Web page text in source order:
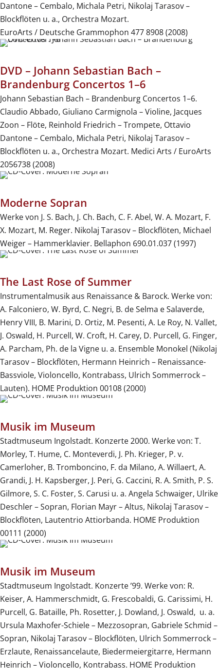
Dantone – Cembalo, Michala Petri, Nikolaj Tarasov –
Blockflöten u. a., Orchestra Mozart.
EuroArts / Deutsche Grammophon 477 8908 (2008)
DVD – Johann Sebastian Bach –
Brandenburg Concertos 1–6
Johann Sebastian Bach – Brandenburg Concertos 1–6.
Claudio Abbado, Giuliano Carmignola – Violine, Jacques
Zoon – Flöte, Reinhold Friedrich – Trompete, Ottavio
Dantone – Cembalo, Michala Petri, Nikolaj Tarasov –
Blockflöten u. a., Orchestra Mozart. Medici Arts / EuroArts
2056738 (2008)
Moderne Sopran
Werke von J. S. Bach, J. Ch. Bach, C. F. Abel, W. A. Mozart, F.
X. Mozart, M. Reger. Nikolaj Tarasov – Blockflöten, Michael
Weiger – Hammerklavier. Bellaphon 690.01.037 (1997)
The Last Rose of Summer
Instrumentalmusik aus Renaissance & Barock. Werke von:
A. Falconiero, W. Byrd, C. Negri, B. de Selma e Salaverde,
Henry VIII, B. Marini, D. Ortiz, M. Pesenti, A. Le Roy, N. Vallet,
J. Oswald, H. Purcell, W. Croft, H. Carey, D. Purcell, G. Finger,
A. Parcham, Ph. de la Vigne u. a. Ensemble Monokel (Nikolaj
Tarasov – Blockflöten, Hermann Heinrich – Renaissance-
Bassviole, Violoncello, Kontrabass, Ulrich Sommerrock –
Lauten). HOME Produktion 00108 (2000)
Musik im Museum
Stadtmuseum Ingolstadt. Konzerte 2000. Werke von: T.
Morley, T. Hume, C. Monteverdi, J. Ph. Krieger, P. v.
Camerloher, B. Tromboncino, F. da Milano, A. Willaert, A.
Grandi, J. H. Kapsberger, J. Peri, G. Caccini, R. A. Smith, P. S.
Gilmore, S. C. Foster, S. Carusi u. a. Angela Schwaiger, Ulrike
Deschler – Sopran, Florian Mayr – Altus, Nikolaj Tarasov –
Blockflöten, Lautentrio Attiorbanda. HOME Produktion
00111 (2000)
Musik im Museum
Stadtmuseum Ingolstadt. Konzerte ’99. Werke von: R.
Keiser, A. Hammerschmidt, G. Frescobaldi, G. Carissimi, H.
Purcell, G. Bataille, Ph. Rosetter, J. Dowland, J. Oswald, u. a.
Ursula Maxhofer-Schiele – Mezzosopran, Gabriele Schmid –
Sopran, Nikolaj Tarasov – Blockflöten, Ulrich Sommerrock –
Erzlaute, Renaissancelaute, Biedermeiergitarre, Hermann
Heinrich – Violoncello, Kontrabass. HOME Produktion